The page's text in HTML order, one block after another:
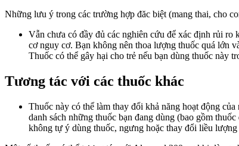
Những lưu ý trong các trường hợp đăc biệt (mang thai, cho
Vẫn chưa có đầy đủ các nghiên cứu để xác định rủi
cơ nguy cơ. Bạn không nên thoa lượng thuốc quá lớn
Thuốc có thể gây hại cho trẻ nếu bạn dùng thuốc này
Tương tác với các thuốc khác
Thuốc này có thể làm thay đổi khả năng hoạt động
danh sách những thuốc bạn đang dùng (bao gồm
không tự ý dùng thuốc, ngưng hoặc thay đổi liều